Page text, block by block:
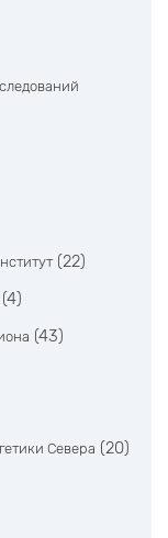
(22)
(4)
(43)
Севера (20)